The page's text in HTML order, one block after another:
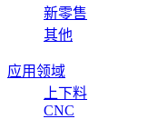
新零售
其他
应用领域
上下料
CNC